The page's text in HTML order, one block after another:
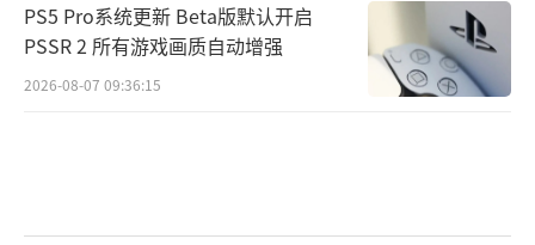
PS5 Pro系统更新 Beta版默认开启
PSSR 2 所有游戏画质自动增强
2026-08-07 09:36:15